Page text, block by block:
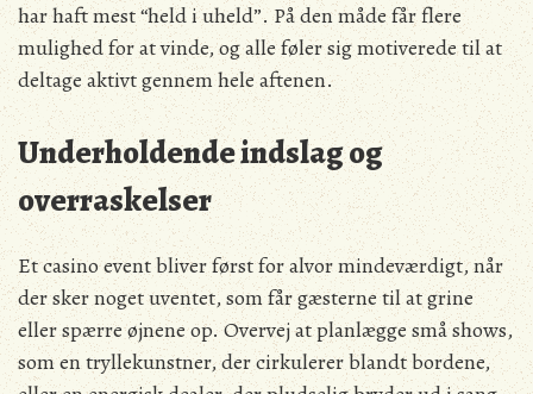
har haft mest “held i uheld”. På den måde får flere
mulighed for at vinde, og alle føler sig motiverede til at
deltage aktivt gennem hele aftenen.
Underholdende indslag og
overraskelser
Et casino event bliver først for alvor mindeværdigt, når
der sker noget uventet, som får gæsterne til at grine
eller spærre øjnene op. Overvej at planlægge små shows,
som en tryllekunstner, der cirkulerer blandt bordene,